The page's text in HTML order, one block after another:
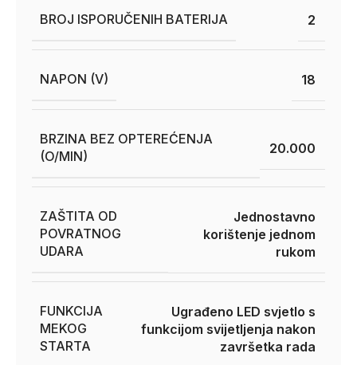
BROJ ISPORUČENIH BATERIJA 2
NAPON (V) 18
BRZINA BEZ OPTEREĆENJA
(O/MIN)
20.000
ZAŠTITA OD
POVRATNOG
UDARA
Jednostavno
korištenje jednom
rukom
FUNKCIJA
MEKOG
STARTA
Ugrađeno LED svjetlo s
funkcijom svijetljenja nakon
završetka rada